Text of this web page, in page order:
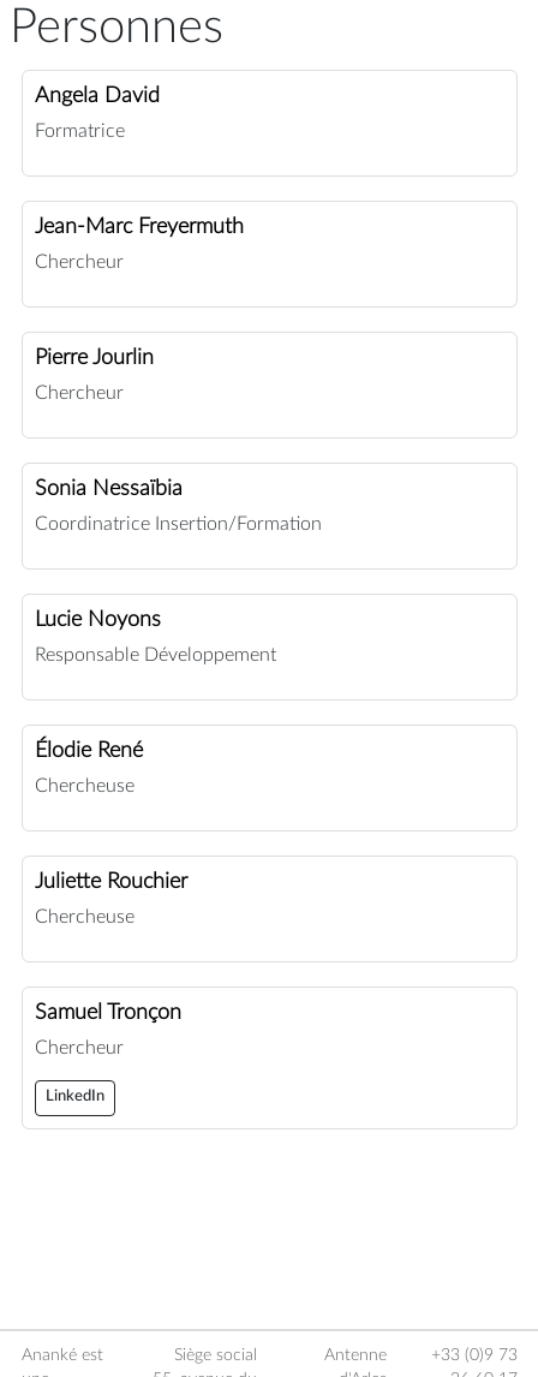
Personnes
Angela David
Formatrice
Jean-Marc Freyermuth
Chercheur
Pierre Jourlin
Chercheur
Sonia Nessaïbia
Coordinatrice Insertion/Formation
Lucie Noyons
Responsable Développement
Élodie René
Chercheuse
Juliette Rouchier
Chercheuse
Samuel Tronçon
Chercheur
LinkedIn
Ananké est
Siège social
Antenne
+33 (0)9 73